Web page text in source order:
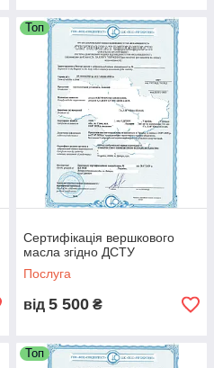
Топ
Сертифікація вершкового
масла згідно ДСТУ
Послуга
від 5 500 ₴
Топ